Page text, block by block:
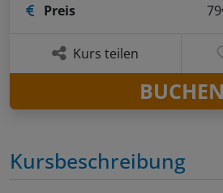
Kursbeschreibung
Preis
Kurs teilen
BUCHEN